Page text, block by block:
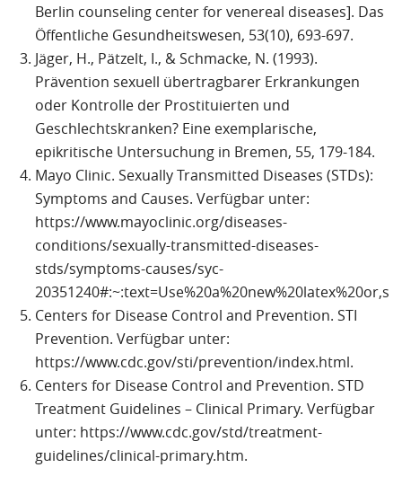
Berlin counseling center for venereal diseases]. Das
Öffentliche Gesundheitswesen, 53(10), 693-697.
Jäger, H., Pätzelt, I., & Schmacke, N. (1993).
Prävention sexuell übertragbarer Erkrankungen
oder Kontrolle der Prostituierten und
Geschlechtskranken? Eine exemplarische,
epikritische Untersuchung in Bremen, 55, 179-184.
Mayo Clinic. Sexually Transmitted Diseases (STDs):
Symptoms and Causes. Verfügbar unter:
https://www.mayoclinic.org/diseases-
conditions/sexually-transmitted-diseases-
stds/symptoms-causes/syc-
Centers for Disease Control and Prevention. STI
Prevention. Verfügbar unter:
https://www.cdc.gov/sti/prevention/index.html.
Centers for Disease Control and Prevention. STD
Treatment Guidelines – Clinical Primary. Verfügbar
unter: https://www.cdc.gov/std/treatment-
guidelines/clinical-primary.htm.